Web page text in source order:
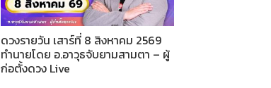
ดวงรายวัน เสาร์ที่ 8 สิงหาคม 2569
ทำนายโดย อ.อาวุธจับยามสามตา – ผู้
ก่อตั้งดวง Live